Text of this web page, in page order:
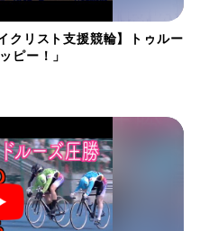
クリスト支援競輪】トゥルー
ピー！」